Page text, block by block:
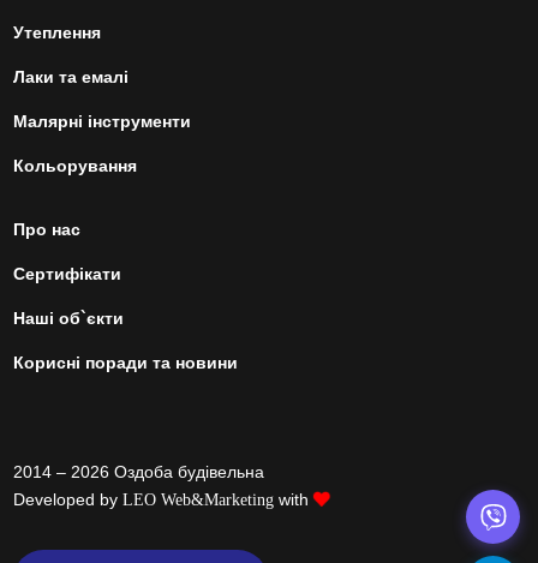
Утеплення
Лаки та емалі
Малярні інструменти
Кольорування
Про нас
Сертифікати
Наші об`єкти
Корисні поради та новини
2014 – 2026 Оздоба будівельна
Developed byLEO Web&Marketing with